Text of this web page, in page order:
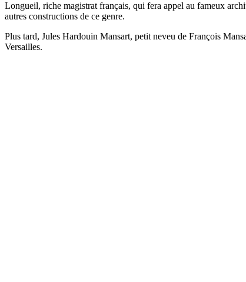
Longueil, riche magistrat français, qui fera appel au fameux
autres constructions de ce genre.
Plus tard, Jules Hardouin Mansart, petit neveu de François
Versailles.